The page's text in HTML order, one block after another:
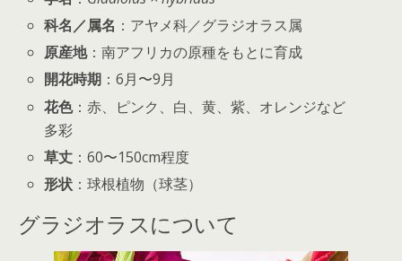
科名／属名 ：アヤメ科／グラジオラス属
原産地：南アフリカの原種をもとに育成
開花時期 ：6月〜9月
花色：赤、ピンク、白、黄、紫、オレンジなど
多彩
草丈 ：60〜150cm程度
形状 ：球根植物（球茎）
グラジオラスについて